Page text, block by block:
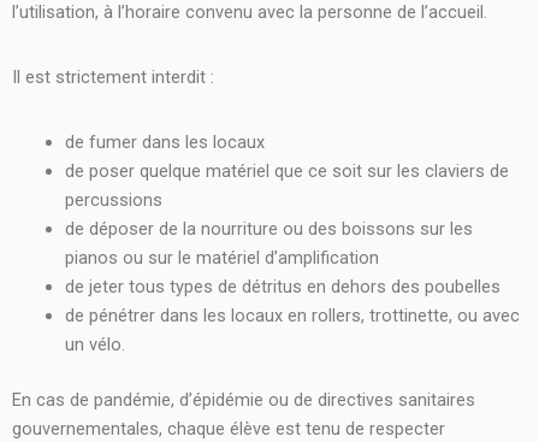
l’utilisation, à l’horaire convenu avec la personne de l’accueil.
Il est strictement interdit :
de fumer dans les locaux
de poser quelque matériel que ce soit sur les claviers de
percussions
de déposer de la nourriture ou des boissons sur les
pianos ou sur le matériel d’amplification
de jeter tous types de détritus en dehors des poubelles
de pénétrer dans les locaux en rollers, trottinette, ou avec
un vélo.
En cas de pandémie, d’épidémie ou de directives sanitaires
gouvernementales, chaque élève est tenu de respecter